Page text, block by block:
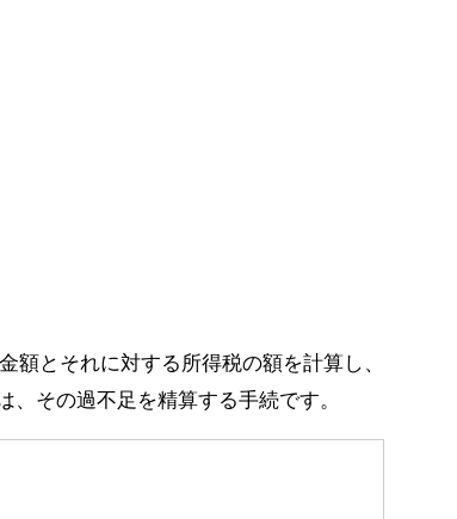
額とそれに対する所得税の額を計算し、
その過不足を精算する手続です。